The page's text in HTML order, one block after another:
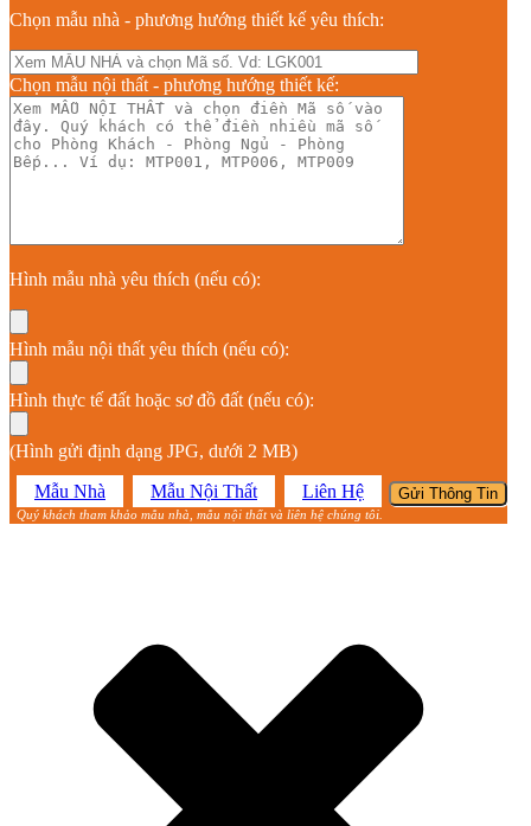
Chọn mẫu nhà - phương hướng thiết kế yêu thích:
Chọn mẫu nội thất - phương hướng thiết kế:
Hình mẫu nhà yêu thích (nếu có):
Hình mẫu nội thất yêu thích (nếu có):
Hình thực tế đất hoặc sơ đồ đất (nếu có):
(Hình gửi định dạng JPG, dưới 2 MB)
Mẫu Nhà
Mẫu Nội Thất Liên Hệ
Quý khách tham khảo mẫu nhà, mẫu nội thất và liên hệ chúng tôi.